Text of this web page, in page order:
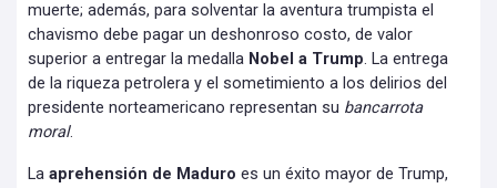
muerte; además, para solventar la aventura trumpista el
chavismo debe pagar un deshonroso costo, de valor
superior a entregar la medalla Nobel a Trump. La entrega
de la riqueza petrolera y el sometimiento a los delirios del
presidente norteamericano representan su bancarrota
moral.
La aprehensión de Maduro es un éxito mayor de Trump,